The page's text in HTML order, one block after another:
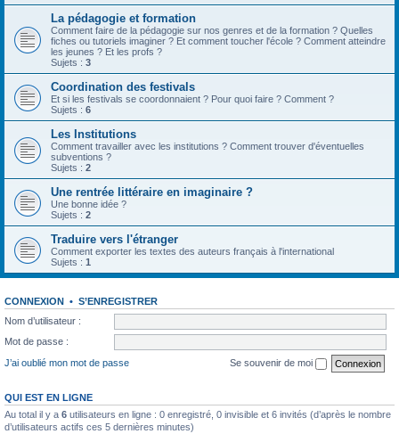
La pédagogie et formation
Comment faire de la pédagogie sur nos genres et de la formation ? Quelles
fiches ou tutoriels imaginer ? Et comment toucher l'école ? Comment atteindre
les jeunes ? Et les profs ?
Sujets : 3
Coordination des festivals
Et si les festivals se coordonnaient ? Pour quoi faire ? Comment ?
Sujets : 6
Les Institutions
Comment travailler avec les institutions ? Comment trouver d'éventuelles
subventions ?
Sujets : 2
Une rentrée littéraire en imaginaire ?
Une bonne idée ?
Sujets : 2
Traduire vers l'étranger
Comment exporter les textes des auteurs français à l'international
Sujets : 1
CONNEXION • S’ENREGISTRER
Nom d’utilisateur :
Mot de passe :
J’ai oublié mon mot de passe
Se souvenir de moi
QUI EST EN LIGNE
Au total il y a 6 utilisateurs en ligne : 0 enregistré, 0 invisible et 6 invités (d’après le nombre
d’utilisateurs actifs ces 5 dernières minutes)